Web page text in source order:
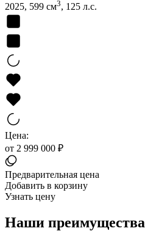
2025, 599 см3, 125 л.с.
Цена:
от 2 999 000 ₽
Предварительная цена
Добавить в корзину
Узнать цену
Наши преимущества